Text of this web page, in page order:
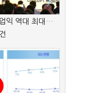
익 역대 최대…